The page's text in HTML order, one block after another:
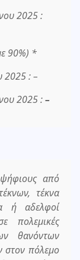
2025 :
90%) *
2025 : –
2025 :–
από
τέκνα
ή αδελφοί
πολεµικές
θανόντων
στον πόλεµο